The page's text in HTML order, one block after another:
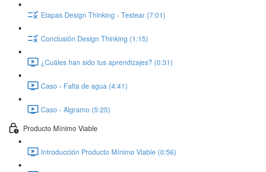
Etapas Design Thinking - Testear (7:01)
Conclusión Design Thinking (1:15)
¿Cuáles han sido tus aprendizajes? (0:31)
Caso - Falta de agua (4:41)
Caso - Algramo (5:25)
Producto Mínimo Viable
Introducción Producto Mínimo Viable (0:56)